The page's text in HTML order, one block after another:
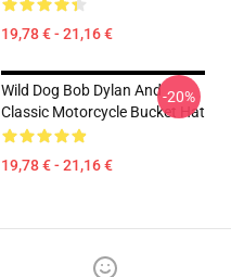
19,78 € - 21,16 €
Wild Dog Bob Dylan And
Classic Motorcycle Bucket Hat
19,78 € - 21,16 €
-20%